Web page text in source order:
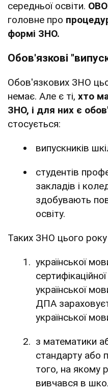
середньої освіти.
головне про
формі ЗНО.
Обов'язкові
Обов'язкових ЗНО
немає. Але є ті, хто
ЗНО, і для них є
стосується:
випускників
студентів
закладів і
здобувають
освіту.
Таких ЗНО цього
української
української
ДПА
української
з математики
стандарту або
того, на якому
вивчався в